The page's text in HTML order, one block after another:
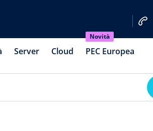
Server Cloud
Novità
PEC Europea